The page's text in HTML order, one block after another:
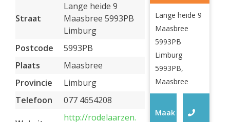
Straat
Lange heide 9
Maasbree 5993PB
Limburg
Postcode
5993PB
Plaats
Maasbree
Provincie
Limburg
Telefoon
077 4654208
http://rodelaarzen.
Lange heide 9
Maasbree
5993PB
Limburg
5993PB,
Maasbree
Maak